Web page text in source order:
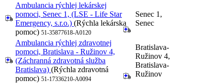
Ambulancia rýchlej lekárskej
pomoci, Senec 1, (LSE - Life Star
Emergency, s.r.o.) (Rýchla lekárska
pomoc) 51-35877618-A0120
Senec 1,
Senec
Ambulancia rýchlej zdravotnej
pomoci, Bratislava - Ružinov 4,
(Záchranná zdravotná služba
Bratislava) (Rýchla zdravotná
pomoc) 51-17336210-A0094
Bratislava-
Ružinov 4,
Bratislava-
Ružinov